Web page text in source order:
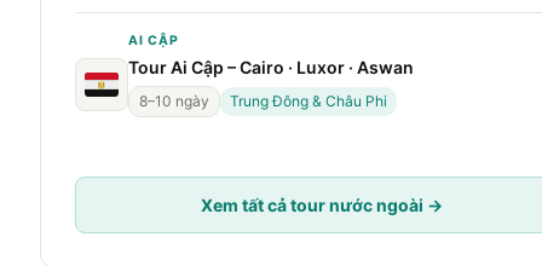
AI CẬP
Tour Ai Cập – Cairo · Luxor · Aswan
8–10 ngày Trung Đông & Châu Phi
Xem tất cả tour nước ngoài →